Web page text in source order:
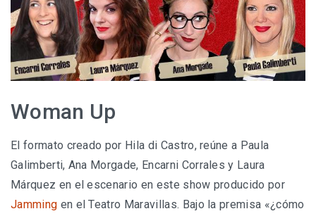
Woman Up
El formato creado por Hila di Castro, reúne a Paula
Galimberti, Ana Morgade, Encarni Corrales y Laura
Márquez en el escenario en este show producido por
Jamming en el Teatro Maravillas. Bajo la premisa «¿cómo